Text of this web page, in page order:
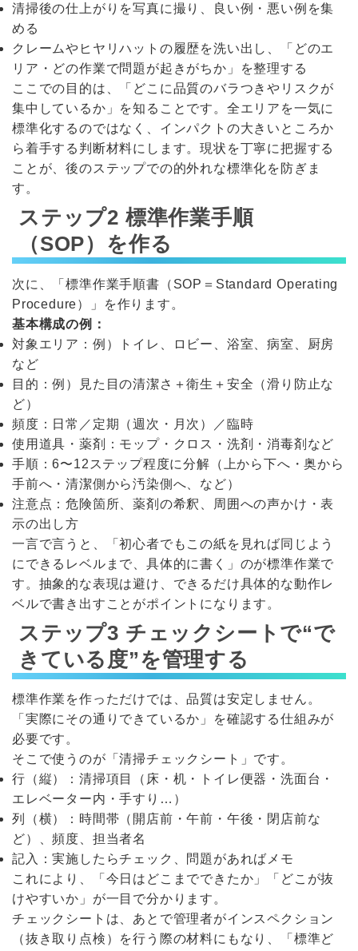
清掃後の仕上がりを写真に撮り、良い例・悪い例を集
める
クレームやヒヤリハットの履歴を洗い出し、「どのエ
リア・どの作業で問題が起きがちか」を整理する
ここでの目的は、「どこに品質のバラつきやリスクが
集中しているか」を知ることです。全エリアを一気に
標準化するのではなく、インパクトの大きいところか
ら着手する判断材料にします。現状を丁寧に把握する
ことが、後のステップでの的外れな標準化を防ぎま
す。
ステップ2 標準作業手順
（SOP）を作る
次に、「標準作業手順書（SOP＝Standard Operating
Procedure）」を作ります。
基本構成の例：
対象エリア：例）トイレ、ロビー、浴室、病室、厨房
など
目的：例）見た目の清潔さ＋衛生＋安全（滑り防止な
ど）
頻度：日常／定期（週次・月次）／臨時
使用道具・薬剤：モップ・クロス・洗剤・消毒剤など
手順：6〜12ステップ程度に分解（上から下へ・奥から
手前へ・清潔側から汚染側へ、など）
注意点：危険箇所、薬剤の希釈、周囲への声かけ・表
示の出し方
一言で言うと、「初心者でもこの紙を見れば同じよう
にできるレベルまで、具体的に書く」のが標準作業で
す。抽象的な表現は避け、できるだけ具体的な動作レ
ベルで書き出すことがポイントになります。
ステップ3 チェックシートで“で
きている度”を管理する
標準作業を作っただけでは、品質は安定しません。
「実際にその通りできているか」を確認する仕組みが
必要です。
そこで使うのが「清掃チェックシート」です。
行（縦）：清掃項目（床・机・トイレ便器・洗面台・
エレベーター内・手すり…）
列（横）：時間帯（開店前・午前・午後・閉店前な
ど）、頻度、担当者名
記入：実施したらチェック、問題があればメモ
これにより、「今日はどこまでできたか」「どこが抜
けやすいか」が一目で分かります。
チェックシートは、あとで管理者がインスペクション
（抜き取り点検）を行う際の材料にもなり、「標準ど